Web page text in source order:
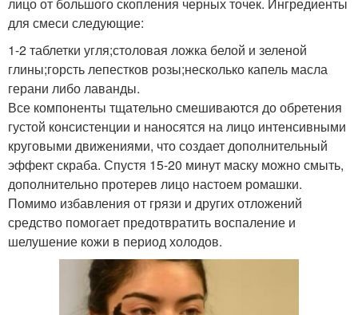
лицо от большого скопления черных точек. Ингредиенты
для смеси следующие:
1-2 таблетки угля;столовая ложка белой и зеленой
глины;горсть лепестков розы;несколько капель масла
герани либо лаванды.
Все компоненты тщательно смешиваются до обретения
густой консистенции и наносятся на лицо интенсивными
круговыми движениями, что создает дополнительный
эффект скраба. Спустя 15-20 минут маску можно смыть,
дополнительно протерев лицо настоем ромашки.
Помимо избавления от грязи и других отложений
средство помогает предотвратить воспаление и
шелушение кожи в период холодов.